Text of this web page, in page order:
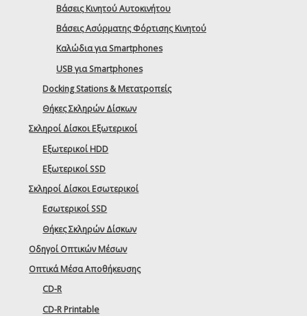
Βάσεις Κινητού Αυτοκινήτου
Βάσεις Ασύρματης Φόρτισης Κινητού
Καλώδια για Smartphones
USB για Smartphones
Docking Stations & Μετατροπείς
Θήκες Σκληρών Δίσκων
Σκληροί Δίσκοι Εξωτερικοί
Εξωτερικοί HDD
Εξωτερικοί SSD
Σκληροί Δίσκοι Εσωτερικοί
Εσωτερικοί SSD
Θήκες Σκληρών Δίσκων
Οδηγοί Οπτικών Μέσων
Οπτικά Μέσα Αποθήκευσης
CD-R
CD-R Printable